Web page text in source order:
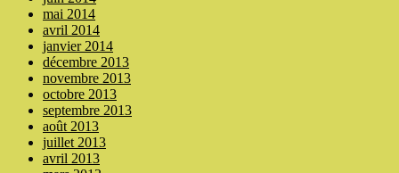
mai 2014
avril 2014
janvier 2014
décembre 2013
novembre 2013
octobre 2013
septembre 2013
août 2013
juillet 2013
avril 2013